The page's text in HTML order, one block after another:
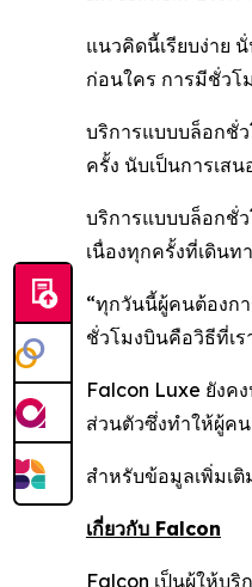
แนวคิดนี้เรียบง่าย
ก่อนใคร การมีชั่วโ
บริการแบบบล็อกชั่
ครั้ง นับเป็นการเส
บริการแบบบล็อกชั่ว
เนื่องทุกครั้งที่เดินท
“ทุกวันนี้ผู้คนต้องก
ชั่วโมงบินคือวิธีที่เ
Falcon Luxe ยังค
ส่วนตัวซึ่งทำให้ผู้ค
สำหรับข้อมูลเพิ่มเ
เกี่ยวกับ Falcon
Falcon เป็นผู้ให้บ